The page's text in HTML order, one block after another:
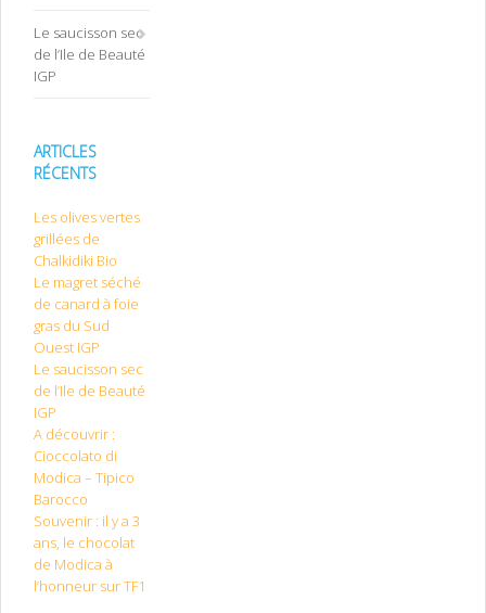
Le saucisson sec
de l’Ile de Beauté
IGP
ARTICLES
RÉCENTS
Les olives vertes
grillées de
Chalkidiki Bio
Le magret séché
de canard à foie
gras du Sud
Ouest IGP
Le saucisson sec
de l’Ile de Beauté
IGP
A découvrir :
Cioccolato di
Modica – Tipico
Barocco
Souvenir : il y a 3
ans, le chocolat
de Modica à
l’honneur sur TF1